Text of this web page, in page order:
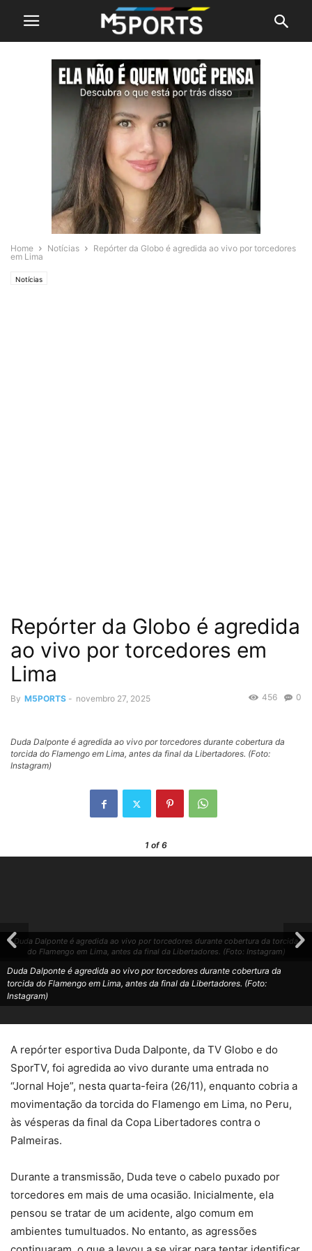
Home Notícias
Repórter da Globo é agredida ao vivo por torcedores
em Lima
Notícias
Repórter da Globo é agredida
ao vivo por torcedores em
Lima
By M5PORTS - novembro 27, 2025 0
456
Duda Dalponte é agredida ao vivo por torcedores durante cobertura da
torcida do Flamengo em Lima, antes da final da Libertadores. (Foto:
Instagram)
1 of 6
Duda Dalponte é agredida ao vivo por torcedores durante cobertura da torcida
do Flamengo em Lima, antes da final da Libertadores. (Foto: Instagram)
Duda Dalponte é agredida ao vivo por torcedores durante cobertura da
torcida do Flamengo em Lima, antes da final da Libertadores. (Foto:
Instagram)
A repórter esportiva Duda Dalponte, da TV Globo e do
SporTV, foi agredida ao vivo durante uma entrada no
“Jornal Hoje”, nesta quarta-feira (26/11), enquanto cobria a
movimentação da torcida do Flamengo em Lima, no Peru,
às vésperas da final da Copa Libertadores contra o
Palmeiras.
Durante a transmissão, Duda teve o cabelo puxado por
torcedores em mais de uma ocasião. Inicialmente, ela
pensou se tratar de um acidente, algo comum em
ambientes tumultuados. No entanto, as agressões